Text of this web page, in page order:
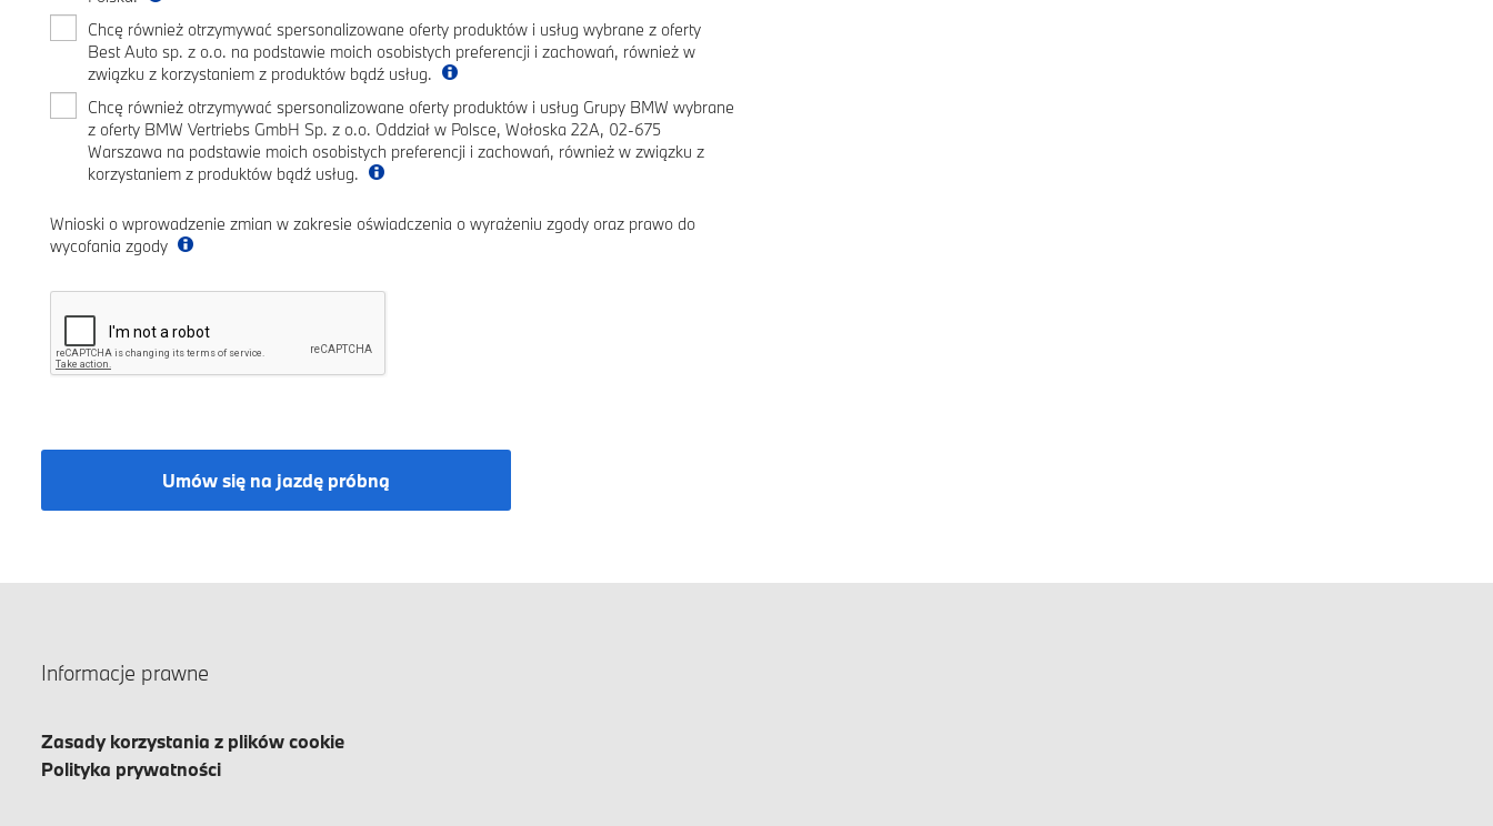
Chcę również otrzymywać spersonalizowane oferty produktów i usług wybrane z oferty
Best Auto sp. z o.o. na podstawie moich osobistych preferencji i zachowań, również w
związku z korzystaniem z produktów bądź usług.
Chcę również otrzymywać spersonalizowane oferty produktów i usług Grupy BMW wybrane
z oferty BMW Vertriebs GmbH Sp. z o.o. Oddział w Polsce, Wołoska 22A, 02-675
Warszawa na podstawie moich osobistych preferencji i zachowań, również w związku z
korzystaniem z produktów bądź usług.
Wnioski o wprowadzenie zmian w zakresie oświadczenia o wyrażeniu zgody oraz prawo do
wycofania zgody
Umów się na jazdę próbną
Informacje prawne
Zasady korzystania z plików cookie
Polityka prywatności